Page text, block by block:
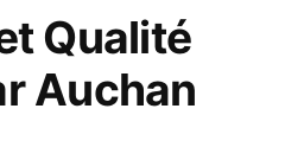
Qualité
Auchan